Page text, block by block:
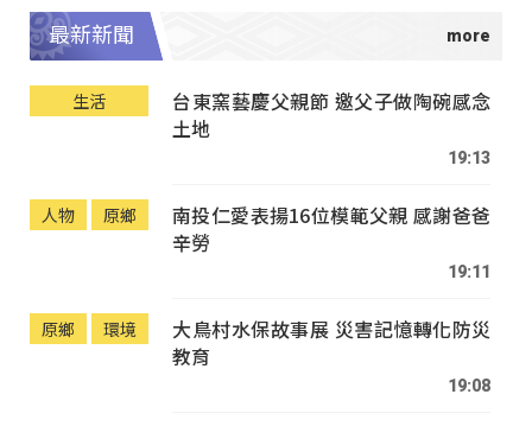
最新新聞
生活
台東窯藝慶父親節 邀父子做陶碗感念
土地
19:13
人物 原鄉
南投仁愛表揚16位模範父親 感謝爸爸
辛勞
19:11
原鄉 環境
大鳥村水保故事展 災害記憶轉化防災
教育
19:08